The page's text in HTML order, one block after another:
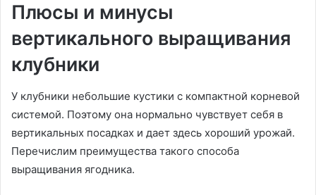
Плюсы и минусы
вертикального выращивания
клубники
У клубники небольшие кустики с компактной корневой
системой. Поэтому она нормально чувствует себя в
вертикальных посадках и дает здесь хороший урожай.
Перечислим преимущества такого способа
выращивания ягодника.